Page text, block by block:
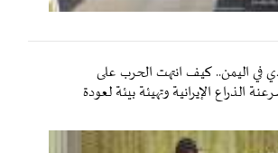
في اليمن.. كيف انتهت الحرب على
الذراع الإيرانية وتهيئة بيئة لعودة